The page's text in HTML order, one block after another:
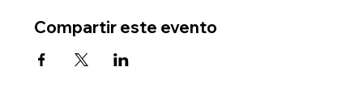
Compartir este evento